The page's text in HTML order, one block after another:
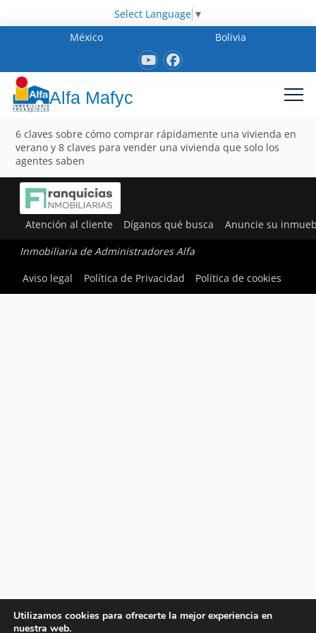
Select Language ▼
México
Bolivia
Alfa Mafyc
6 claves sobre cómo comprar rápidamente una vivienda en
verano y 8 claves para vender una vivienda que solo los
agentes saben
Atención al cliente Díganos qué busca Anuncie su
Inmobiliaria de Administradores Alfa
Aviso legal
Política de Privacidad Política de cookies
Utilizamos cookies para ofrecerte la mejor experiencia en
nuestra web.